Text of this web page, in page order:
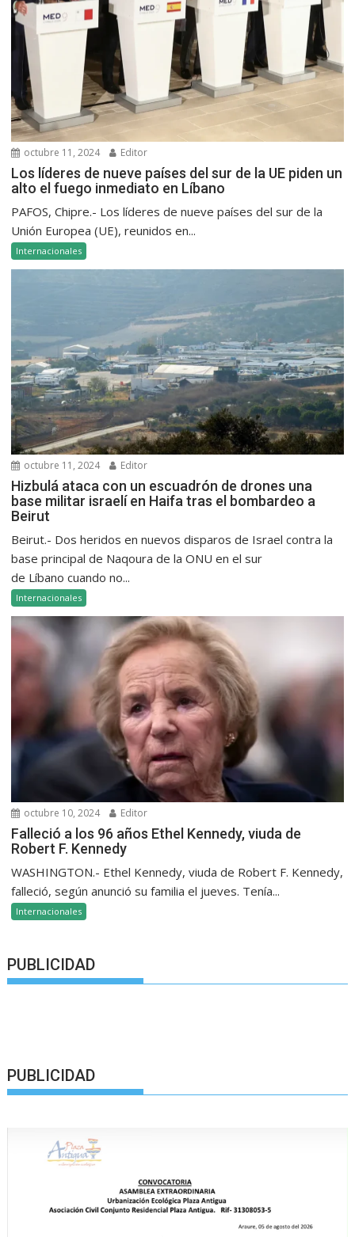
octubre 11, 2024 Editor
Los líderes de nueve países del sur de la UE piden un
alto el fuego inmediato en Líbano
PAFOS, Chipre.- Los líderes de nueve países del sur de la
Unión Europea (UE), reunidos en...
Internacionales
octubre 11, 2024 Editor
Hizbulá ataca con un escuadrón de drones una
base militar israelí en Haifa tras el bombardeo a
Beirut
Beirut.- Dos heridos en nuevos disparos de Israel contra la
base principal de Naqoura de la ONU en el sur
de Líbano cuando no...
Internacionales
octubre 10, 2024 Editor
Falleció a los 96 años Ethel Kennedy, viuda de
Robert F. Kennedy
WASHINGTON.- Ethel Kennedy, viuda de Robert F. Kennedy,
falleció, según anunció su familia el jueves. Tenía...
Internacionales
PUBLICIDAD
PUBLICIDAD